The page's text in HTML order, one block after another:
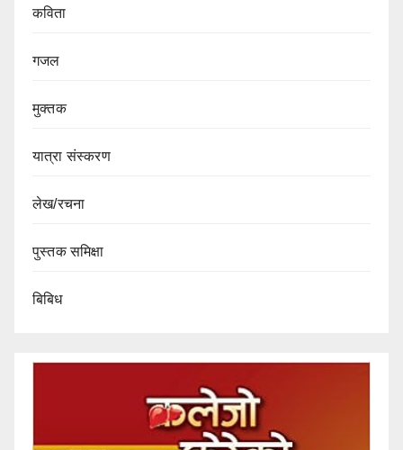
कविता
गजल
मुक्तक
यात्रा संस्करण
लेख/रचना
पुस्तक समिक्षा
बिबिध